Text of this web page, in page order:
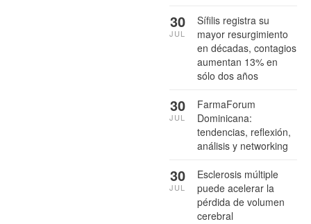
Sífilis registra su
mayor resurgimiento
en décadas, contagios
aumentan 13% en
sólo dos años
30
JUL
FarmaForum
Dominicana:
tendencias, reflexión,
análisis y networking
30
JUL
Esclerosis múltiple
puede acelerar la
pérdida de volumen
cerebral
30
JUL